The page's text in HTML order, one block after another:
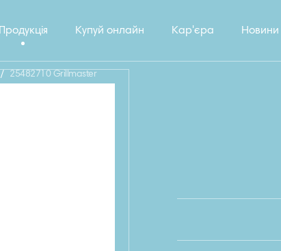
Продукція Купуй онлайн Кар'єра Новини
/ 25482710 Grillmaster